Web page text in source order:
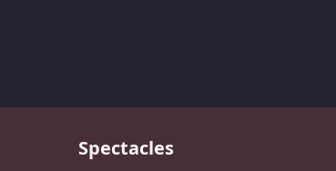
Spectacles